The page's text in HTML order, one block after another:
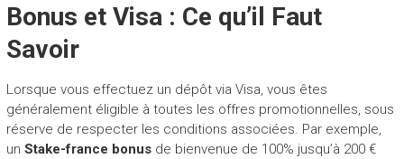
Bonus et Visa : Ce qu’il Faut
Savoir
Lorsque vous effectuez un dépôt via Visa, vous êtes
généralement éligible à toutes les offres promotionnelles, sous
réserve de respecter les conditions associées. Par exemple,
un Stake-france bonusde bienvenue de 100% jusqu’à 200 €